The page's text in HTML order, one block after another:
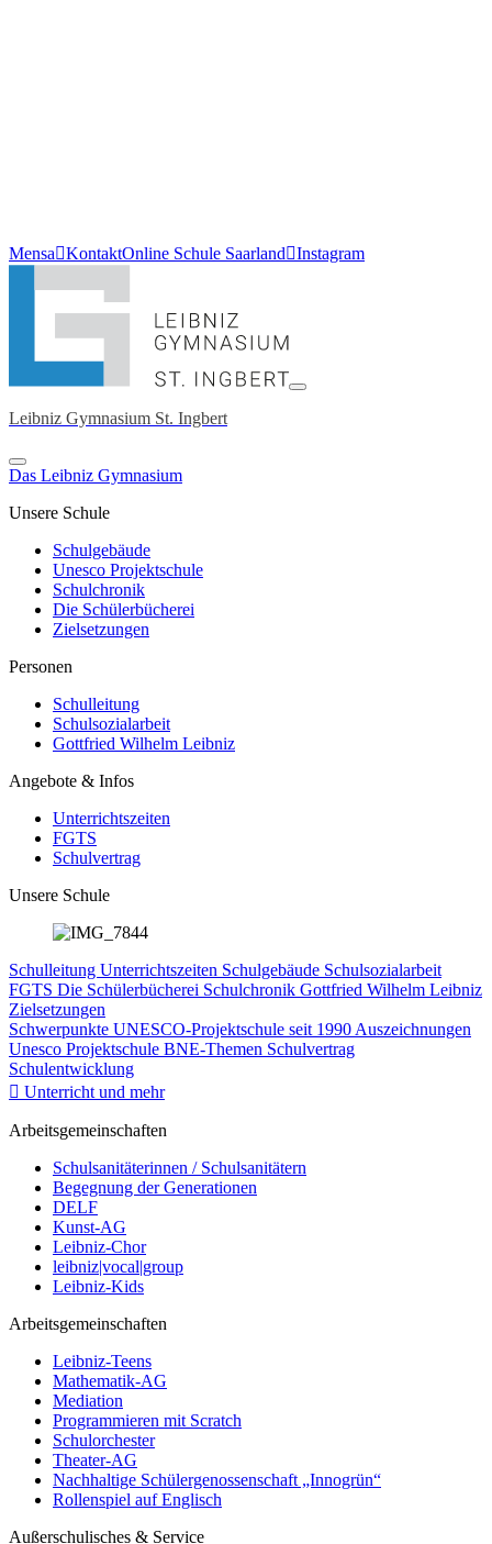
Mensa KontaktOnline Schule Saarland Instagram
Leibniz Gymnasium St. Ingbert
Das Leibniz Gymnasium
Unsere Schule
Schulgebäude
Unesco Projektschule
Schulchronik
Die Schülerbücherei
Zielsetzungen
Personen
Schulleitung
Schulsozialarbeit
Gottfried Wilhelm Leibniz
Angebote & Infos
Unterrichtszeiten
FGTS
Schulvertrag
Unsere Schule
Schulleitung Unterrichtszeiten Schulgebäude Schulsozialarbeit
FGTS Die Schülerbücherei Schulchronik Gottfried Wilhelm Leibniz
Zielsetzungen
Schwerpunkte UNESCO-Projektschule seit 1990 Auszeichnungen
Unesco Projektschule BNE-Themen Schulvertrag
Schulentwicklung
Unterricht und mehr
Arbeitsgemeinschaften
Schulsanitäterinnen / Schulsanitätern
Begegnung der Generationen
DELF
Kunst-AG
Leibniz-Chor
leibniz|vocal|group
Leibniz-Kids
Arbeitsgemeinschaften
Leibniz-Teens
Mathematik-AG
Mediation
Programmieren mit Scratch
Schulorchester
Theater-AG
Nachhaltige Schülergenossenschaft „Innogrün“
Rollenspiel auf Englisch
Außerschulisches & Service